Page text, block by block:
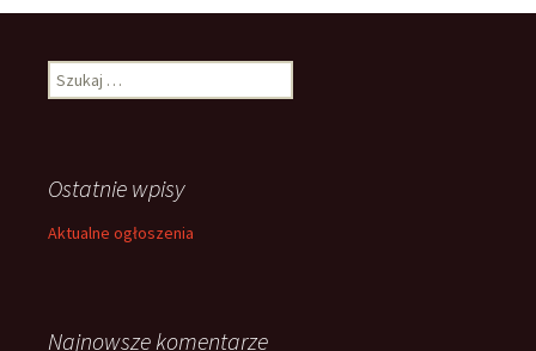
Szukaj:
Ostatnie wpisy
Aktualne ogłoszenia
Najnowsze komentarze